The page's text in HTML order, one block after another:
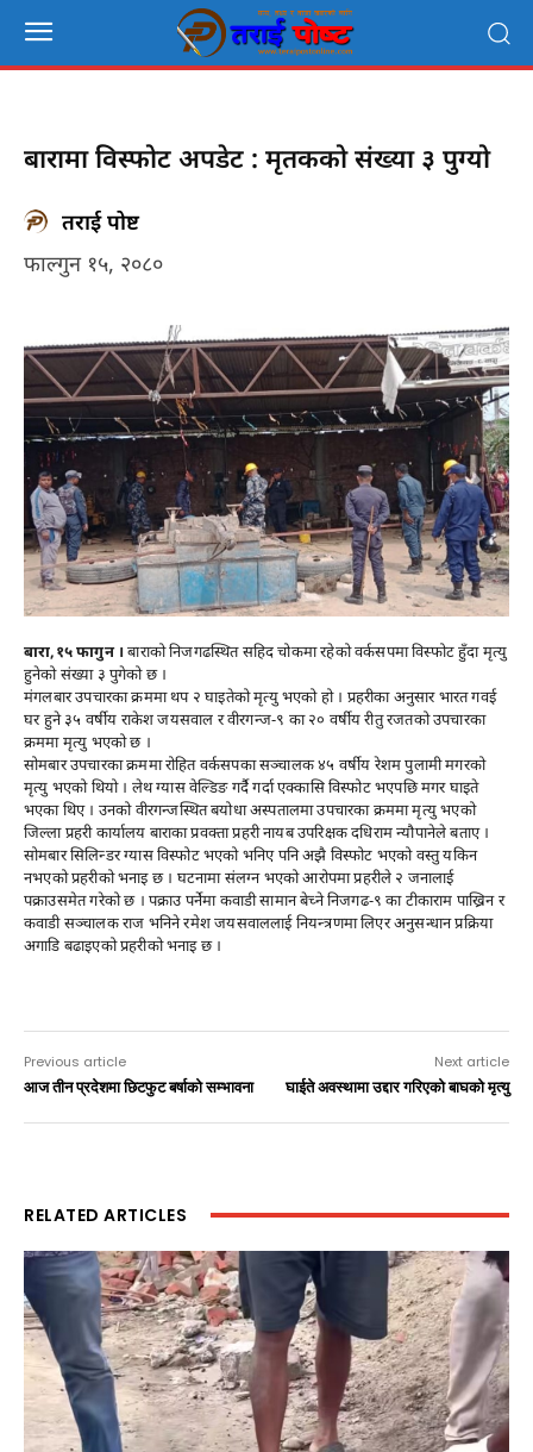
बारामा विस्फोट अपडेट : मृतकको संख्या ३ पुग्यो
तराई पोष्ट
फाल्गुन १५, २०८०
बारा,१५ फागुन ।बाराको निजगढस्थित सहिद चोकमा रहेको वर्कसपमा विस्फोट हुँदा मृत्यु
हुनेको संख्या ३ पुगेको छ ।
मंगलबार उपचारका क्रममा थप २ घाइतेको मृत्यु भएको हो । प्रहरीका अनुसार भारत गवई
घर हुने ३५ वर्षीय राकेश जयसवाल र वीरगन्ज-९ का २० वर्षीय रीतु रजतको उपचारका
क्रममा मृत्यु भएको छ ।
सोमबार उपचारका क्रममा रोहित वर्कसपका सञ्चालक ४५ वर्षीय रेशम पुलामी मगरको
मृत्यु भएको थियो । लेथ ग्यास वेल्डिङ गर्दै गर्दा एक्कासि विस्फोट भएपछि मगर घाइते
भएका थिए । उनको वीरगन्जस्थित बयोधा अस्पतालमा उपचारका क्रममा मृत्यु भएको
जिल्ला प्रहरी कार्यालय बाराका प्रवक्ता प्रहरी नायब उपरिक्षक दधिराम न्यौपानेले बताए ।
सोमबार सिलिन्डर ग्यास विस्फोट भएको भनिए पनि अझै विस्फोट भएको वस्तु यकिन
नभएको प्रहरीको भनाइ छ । घटनामा संलग्न भएको आरोपमा प्रहरीले २ जनालाई
पक्राउसमेत गरेको छ । पक्राउ पर्नेमा कवाडी सामान बेच्ने निजगढ-९ का टीकाराम पाख्रिन र
कवाडी सञ्चालक राज भनिने रमेश जयसवाललाई नियन्त्रणमा लिएर अनुसन्धान प्रक्रिया
अगाडि बढाइएको प्रहरीको भनाइ छ ।
Previous article
आज तीन प्रदेशमा छिटफुट बर्षाको सम्भावना
Next article
घाईते अवस्थामा उद्दार गरिएको बाघको मृत्यु
RELATED ARTICLES